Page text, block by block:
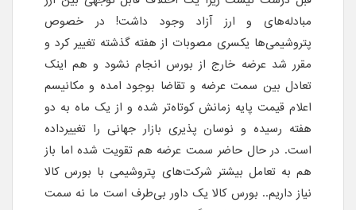
مبادله‌های و ارز آزاد وجود داشت! در خصوص
پتروشیمی‌ها یکسری مصوبات از هفته گذشته تغییر کرد و
مقرر شد عرضه خارج از بورس انجام نشود و هم اینک
تعادل بین سمت عرضه و تقاضا بوجود امده و مکانیسم
اعلام قیمت پایه زمانش کوتاه‌تر شده و از یک ماه به دو
هفته رسیده و نوسان پذیری بازار جهانی را تغییرداده
است. در حال حاضر سمت عرضه هم تقویت شده اما باز
هم به تعامل بیشتر شرکت‌های پتروشیمی با بورس کالا
نیاز داریم.. بورس کالا یک داور بی‌طرف است ما نه سمت